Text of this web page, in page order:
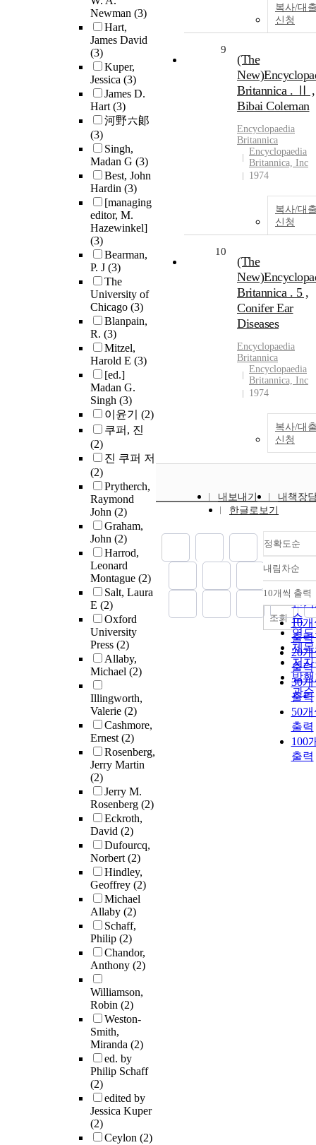
Newman (3)
Hart,
James David
(3)
Kuper,
Jessica (3)
James D.
Hart(3)
河野六郞
(3)
Singh,
Madan G (3)
Best, John
Hardin (3)
[managing
editor, M.
Hazewinkel]
(3)
Bearman,
P. J (3)
The
University of
Chicago (3)
Blanpain,
R. (3)
Mitzel,
Harold E (3)
[ed.]
Madan G.
Singh (3)
이윤기 (2)
쿠퍼, 진
(2)
진 쿠퍼 저
(2)
Prytherch,
Raymond
John (2)
Graham,
John (2)
Harrod,
Leonard
Montague (2)
Salt, Laura
E (2)
Oxford
University
Press (2)
Allaby,
Michael (2)
Illingworth,
Valerie (2)
Cashmore,
Ernest(2)
Rosenberg,
Jerry Martin
(2)
Jerry M.
Rosenberg (2)
Eckroth,
David (2)
Dufourcq,
Norbert(2)
Hindley,
Geoffrey (2)
Michael
Allaby (2)
Schaff,
Philip (2)
Chandor,
Anthony (2)
Williamson,
Robin (2)
Weston-
Smith,
Miranda (2)
ed. by
Philip Schaff
(2)
edited by
Jessica Kuper
(2)
Ceylon (2)
복사/대
신청
9
(The
Britannica . Ⅱ ,
Bibai Coleman
Encyclopaedia
Britannica
Encyclopaedia
Britannica, Inc
1974
복사/대
신청
10
(The
Britannica . 5 ,
Conifer Ear
Diseases
Encyclopaedia
Britannica
Encyclopaedia
Britannica, Inc
1974
복사/대
신청
내보내기
내책장
한글로보기
정확도순
정
순
인
순
연
제
저
발
관순
내림차순
내
10개씩 출력
10
출력
20
출력
30
출력
50
출력
100
출력
조회